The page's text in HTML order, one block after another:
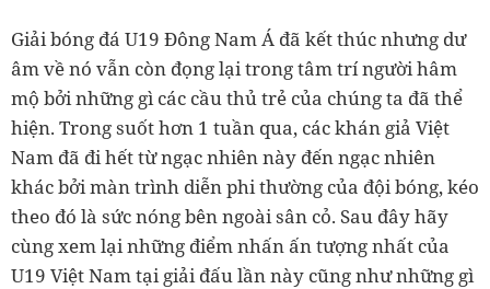
Giải bóng đá U19 Đông Nam Á đã kết thúc nhưng dư
âm về nó vẫn còn đọng lại trong tâm trí người hâm
mộ bởi những gì các cầu thủ trẻ của chúng ta đã thể
hiện. Trong suốt hơn 1 tuần qua, các khán giả Việt
Nam đã đi hết từ ngạc nhiên này đến ngạc nhiên
khác bởi màn trình diễn phi thường của đội bóng, kéo
theo đó là sức nóng bên ngoài sân cỏ. Sau đây hãy
cùng xem lại những điểm nhấn ấn tượng nhất của
U19 Việt Nam tại giải đấu lần này cũng như những gì